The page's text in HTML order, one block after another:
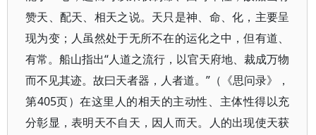
赞天、配天、相天之说。天只是神、命、化，主要呈
现为变；人虽然处于无所不在的运化之中，但有道、
有常。船山指出“人道之流行，以官天府地、裁成万物
而不见其迹。故曰天者器，人者道。”（《思问录》，
第405页）在这里人的相天的主动性、主体性得以充
分彰显，表明天不自天，因人而天。人的出现使天获